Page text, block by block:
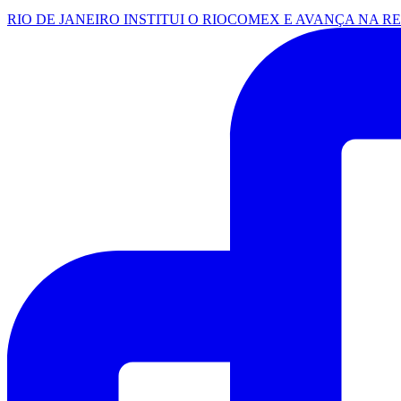
RIO DE JANEIRO INSTITUI O RIOCOMEX E AVANÇA NA